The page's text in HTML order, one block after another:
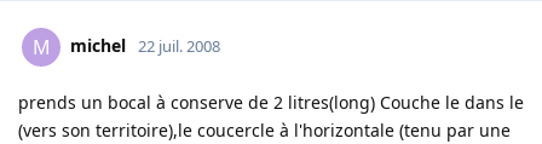
M michel 22 juil. 2008
prends un bocal à conserve de 2 litres(long) Couche le dans le
(vers son territoire),le coucercle à l'horizontale (tenu par une